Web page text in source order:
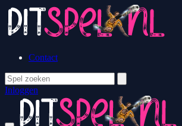
Contact
Inloggen